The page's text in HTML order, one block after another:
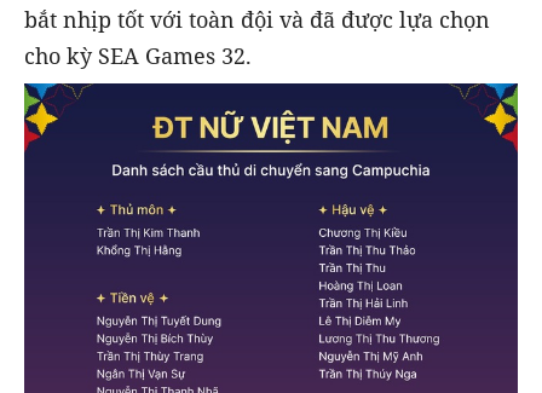
bắt nhịp tốt với toàn đội và đã được lựa chọn
cho kỳ SEA Games 32.